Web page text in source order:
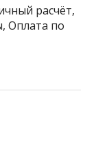
расчёт,
Оплата по